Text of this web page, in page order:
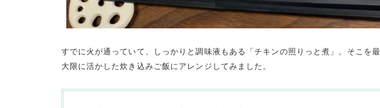
すでに火が通っていて、しっかりと調味液もある「チキンの照りっと煮」。そこを最
大限に活かした炊き込みご飯にアレンジしてみました。